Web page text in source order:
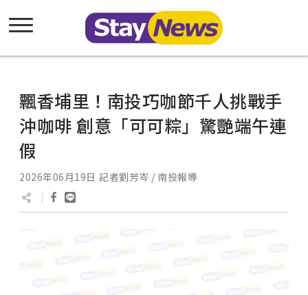
飄香埔里！南投巧咖節千人挑戰手
沖咖啡 創意「可可粽」驚艷端午連
假
2026年06月19日 記者劉芳岑 / 南投報導